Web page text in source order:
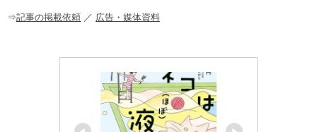
o
⇒記事の掲載依頼 ／ 広告・媒体資料